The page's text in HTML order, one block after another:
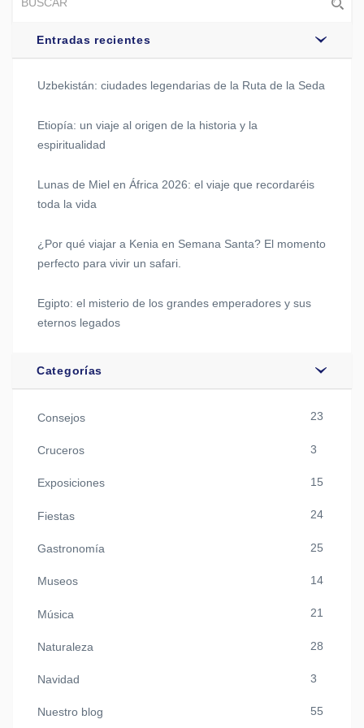
Entradas recientes
Uzbekistán: ciudades legendarias de la Ruta de la Seda
Etiopía: un viaje al origen de la historia y la
espiritualidad
Lunas de Miel en África 2026: el viaje que recordaréis
toda la vida
¿Por qué viajar a Kenia en Semana Santa? El momento
perfecto para vivir un safari.
Egipto: el misterio de los grandes emperadores y sus
eternos legados
Categorías
Consejos 23
Cruceros 3
Exposiciones 15
Fiestas 24
Gastronomía 25
Museos 14
Música 21
Naturaleza 28
Navidad 3
Nuestro blog 55